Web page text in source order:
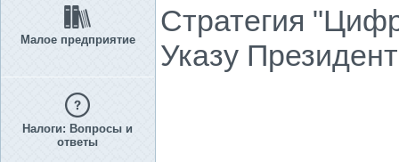
Малое предприятие
Налоги: Вопросы и
ответы
Стратегия
Указу